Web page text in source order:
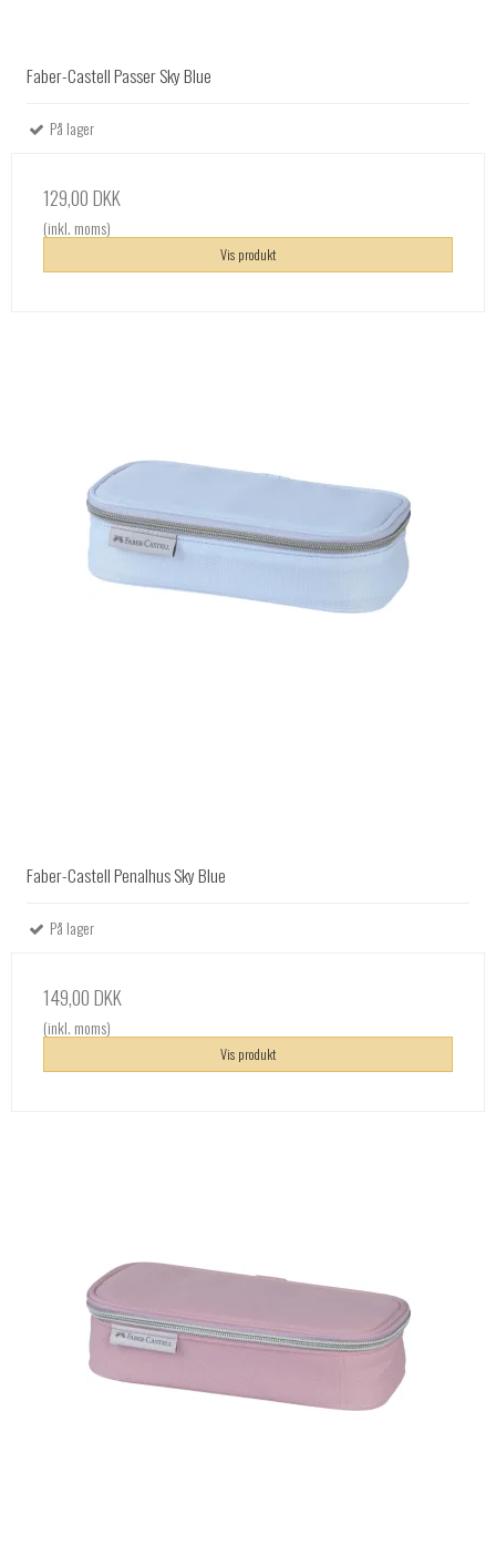
Faber-Castell Passer Sky Blue
På lager
129,00 DKK
(inkl. moms)
Vis produkt
Faber-Castell Penalhus Sky Blue
På lager
149,00 DKK
(inkl. moms)
Vis produkt